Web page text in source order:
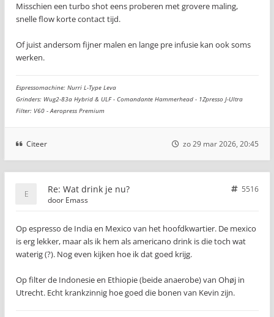
Misschien een turbo shot eens proberen met grovere maling,
snelle flow korte contact tijd.
Of juist andersom fijner malen en lange pre infusie kan ook soms
werken.
Espressomachine: Nurri L-Type Leva
Grinders: Wug2-83a Hybrid & ULF - Comandante Hammerhead - 1Zpresso J-Ultra
Filter: V60 - Aeropress Premium
Citeer zo 29 mar 2026, 20:45
Re: Wat drink je nu?
5516
door Emass
Op espresso de India en Mexico van het hoofdkwartier. De mexico
is erg lekker, maar als ik hem als americano drink is die toch wat
waterig (?). Nog even kijken hoe ik dat goed krijg.
Op filter de Indonesie en Ethiopie (beide anaerobe) van Ohøj in
Utrecht. Echt krankzinnig hoe goed die bonen van Kevin zijn.